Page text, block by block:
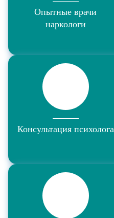
Опытные врачи
наркологи
Консультация психолога